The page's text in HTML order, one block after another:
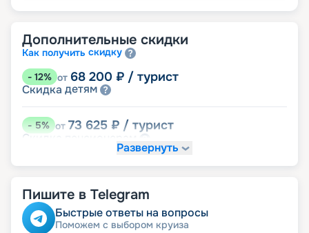
Дополнительные скидки
Как получить скидку
- 12% от 68 200 ₽ / турист
Скидка детям
-5% от 73 625 ₽ / турист
Скидка
именинникамРазвернуть
Пишите в Telegram
Быстрые ответы на вопросы
Поможем с выбором круиза